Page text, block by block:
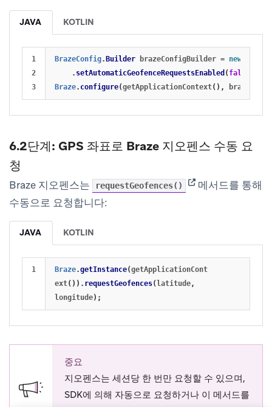
JAVA KOTLIN
1
2
BrazeConfig. Builder brazeConfigBuilder = new
. setAutomaticGeofenceRequestsEnabled ( false
Braze. configure(getApplicationContext(),
6.2단계: GPS 좌표로 Braze 지오펜스 수동 요
청
Braze 지오펜스는 requestGeofences() (opens in new tab)
메서드를 통해
수동으로 요청합니다:
JAVA KOTLIN
Braze.getInstance(getApplicationCont
ext()). requestGeofences( latitude,
longitude);
중요
지오펜스는 세션당 한 번만 요청할 수 있으며,
SDK에 의해 자동으로 요청하거나 이 메서드를